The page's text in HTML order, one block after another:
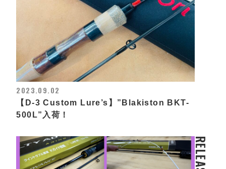
2023.09.02
【D-3 Custom Lure’s】”Blakiston BKT-
500L”入荷！
RELEASE